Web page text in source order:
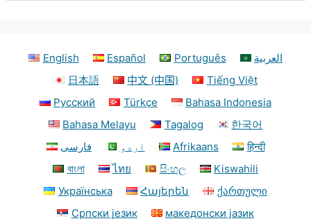
English Español Português
العربية
日本語
中文 (中国)
Tiếng Việt
Русский
Türkçe
Bahasa Indonesia
Bahasa Melayu
Tagalog
한국어
فارسی
اردو Afrikaans
हिन्दी
বাংলা
ไทย සිංහල
Kiswahili
Українська
Հայերեն
ქართული
Српски језик
македонски јазик